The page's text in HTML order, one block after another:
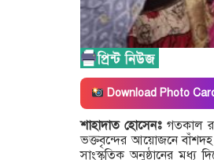
Download Photo
শাহাদাত হোসেনঃগতকাল
ভক্তবৃন্দের আয়োজনে বাঁশদহ
সাংস্কৃতিক অনুষ্ঠানের মধ্য